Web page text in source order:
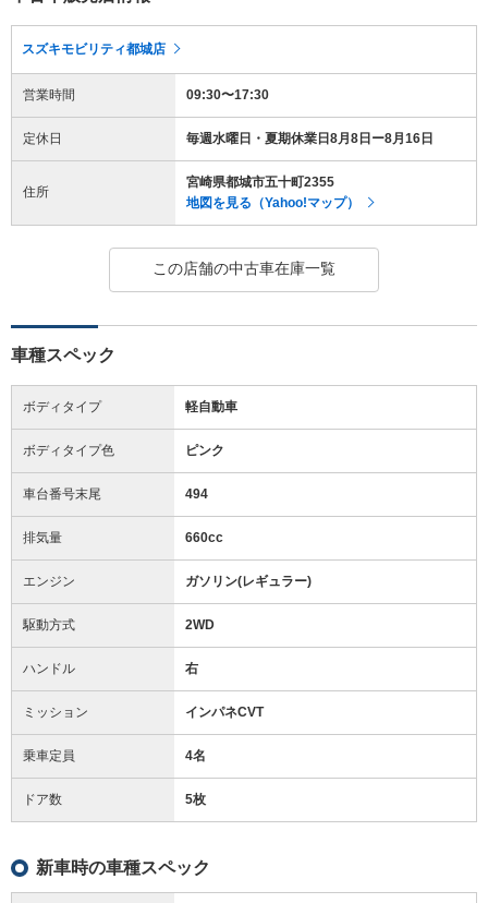
スズキモビリティ都城店
営業時間 09:30〜17:30
定休日 毎週水曜日・夏期休業日8月8日ー8月16日
住所
宮崎県都城市五十町2355
地図を見る（Yahoo!マップ）
この店舗の中古車在庫一覧
車種スペック
ボディタイプ 軽自動車
ボディタイプ色 ピンク
車台番号末尾 494
排気量 660cc
エンジン ガソリン(レギュラー)
駆動方式 2WD
ハンドル 右
ミッション インパネCVT
乗車定員 4名
ドア数 5枚
新車時の車種スペック